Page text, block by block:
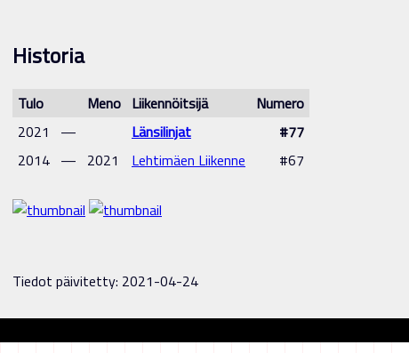
Historia
Tulo Meno Liikennöitsijä
Numero
2021
— Länsilinjat
#77
2014 — 2021 Lehtimäen Liikenne #67
Tiedot päivitetty: 2021-04-24